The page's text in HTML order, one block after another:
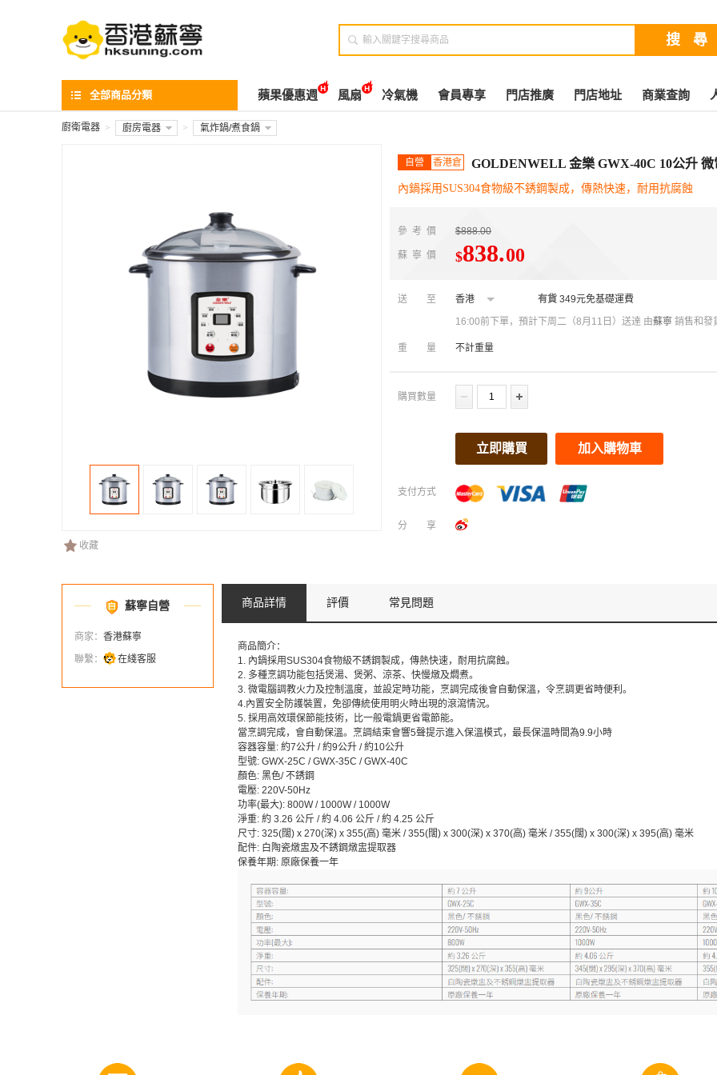

全部商品分類 蘋果優惠週 風扇 冷氣機 會員專享 門店推廣 門店地址 商業查詢
廚衛電器 > 廚房電器 > 氣炸鍋/煮食鍋
收藏
自營 香港倉 GOLDENWELL 金樂 GWX-40C 10公升
內鍋採用SUS304食物級不銹鋼製成，傳熱快速，耐用抗腐蝕
參考價 $888.00
蘇寧價 $838.00
送至 香港 有貨 349元免基礎運費
16:00前下單，預計下周二（8月11日）送達 由蘇寧 銷售和發
重量 不計重量
購買數量
立即購買 加入購物車
支付方式
分享
蘇寧自營
商家： 香港蘇寧
聯繫：
在綫客服
商品詳情 評價 常見問題
商品簡介：
1. 內鍋採用SUS304食物級不銹鋼製成，傳熱快速，耐用抗腐蝕。
2. 多種烹調功能包括煲湯、煲粥、涼茶、快慢燉及燜煮。
3. 微電腦調教火力及控制溫度，並設定時功能，烹調完成後會自動保溫，令烹調更省時便利。
4.內置安全防護裝置，免卻傳統使用明火時出現的滾瀉情況。
5. 採用高效環保節能技術，比一般電鍋更省電節能。
當烹調完成，會自動保溫。烹調結束會響5聲提示進入保溫模式，最長保溫時間為9.9小時
容器容量: 約7公升 / 約9公升 / 約10公升
型號: GWX-25C / GWX-35C / GWX-40C
顏色: 黑色/ 不銹鋼
電壓: 220V-50Hz
功率(最大): 800W / 1000W / 1000W
淨重: 約 3.26 公斤 / 約 4.06 公斤 / 約 4.25 公斤
尺寸: 325(闊) x 270(深) x 355(高) 毫米 / 355(闊) x 300(深) x 370(高) 毫米 / 355(闊) x 300(深) x 395(高) 毫米
配件: 白陶瓷燉盅及不銹鋼燉盅提取器
保養年期: 原廠保養一年